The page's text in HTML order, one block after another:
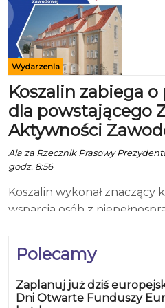
Polecamy
Zaplanuj już dziś
Dni Otwarte Funduszy
Wydarzenia
Koszalin zabiega o
dla powstającego
Aktywności
Ala za Rzecznik Prasowy
godz. 8:56
Koszalin wykonał znaczący
wsparcia osób z
infrastruktury Zakładu
Koszalinie”. Projekt ten,
Fundacją „Zdążyć z
przestrzeni sprzyjającej